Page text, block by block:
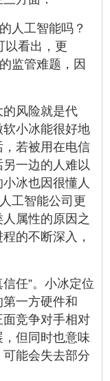
人工智能吗？
以看出，更
监管难题，因
风险就是代
小冰能很好地
若被用在电信
一边的人难以
冰也因很懂人
工智能公司更
属性的原因之
的不断深入，
任”。小冰定位
一方硬件和
竞争对手相对
但同时也意味
能会失去部分